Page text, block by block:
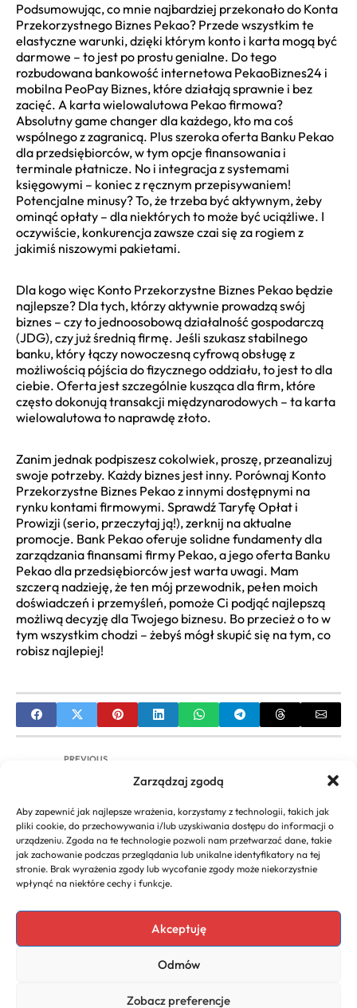
Zarządzaj zgodą
Aby zapewnić jak najlepsze wrażenia, korzystamy z technologii, takich jak
pliki cookie, do przechowywania i/lub uzyskiwania dostępu do informacji o
urządzeniu. Zgoda na te technologie pozwoli nam przetwarzać dane, takie
jak zachowanie podczas przeglądania lub unikalne identyfikatory na tej
stronie. Brak wyrażenia zgody lub wycofanie zgody może niekorzystnie
wpłynąć na niektóre cechy i funkcje.
Akceptuję
Odmów
Zobacz preferencje
Podsumowując, co mnie najbardziej przekonało do Konta
Przekorzystnego Biznes Pekao? Przede wszystkim te
elastyczne warunki, dzięki którym konto i karta mogą być
darmowe – to jest po prostu genialne. Do tego
rozbudowana bankowość internetowa PekaoBiznes24 i
mobilna PeoPay Biznes, które działają sprawnie i bez
zacięć. A karta wielowalutowa Pekao firmowa?
Absolutny game changer dla każdego, kto ma coś
wspólnego z zagranicą. Plus szeroka oferta Banku Pekao
dla przedsiębiorców, w tym opcje finansowania i
terminale płatnicze. No i integracja z systemami
księgowymi – koniec z ręcznym przepisywaniem!
Potencjalne minusy? To, że trzeba być aktywnym, żeby
ominąć opłaty – dla niektórych to może być uciążliwe. I
oczywiście, konkurencja zawsze czai się za rogiem z
jakimiś niszowymi pakietami.
Dla kogo więc Konto Przekorzystne Biznes Pekao będzie
najlepsze? Dla tych, którzy aktywnie prowadzą swój
biznes – czy to jednoosobową działalność gospodarczą
(JDG), czy już średnią firmę. Jeśli szukasz stabilnego
banku, który łączy nowoczesną cyfrową obsługę z
możliwością pójścia do fizycznego oddziału, to jest to dla
ciebie. Oferta jest szczególnie kusząca dla firm, które
często dokonują transakcji międzynarodowych – ta karta
wielowalutowa to naprawdę złoto.
Zanim jednak podpiszesz cokolwiek, proszę, przeanalizuj
swoje potrzeby. Każdy biznes jest inny. Porównaj Konto
Przekorzystne Biznes Pekao z innymi dostępnymi na
rynku kontami firmowymi. Sprawdź Taryfę Opłat i
Prowizji (serio, przeczytaj ją!), zerknij na aktualne
promocje. Bank Pekao oferuje solidne fundamenty dla
zarządzania finansami firmy Pekao, a jego oferta Banku
Pekao dla przedsiębiorców jest warta uwagi. Mam
szczerą nadzieję, że ten mój przewodnik, pełen moich
doświadczeń i przemyśleń, pomoże Ci podjąć najlepszą
możliwą decyzję dla Twojego biznesu. Bo przecież o to w
tym wszystkim chodzi – żebyś mógł skupić się na tym, co
robisz najlepiej!
PREVIOUS
Jak Założyć Biznes Ogrodniczy? Poradnik Krok po
NEXT
TVN24 Biznes i Świat: Globalna Ekonomia,
Geopolityka, Notowania Giełdowe Live
Copyright 2026. All rights